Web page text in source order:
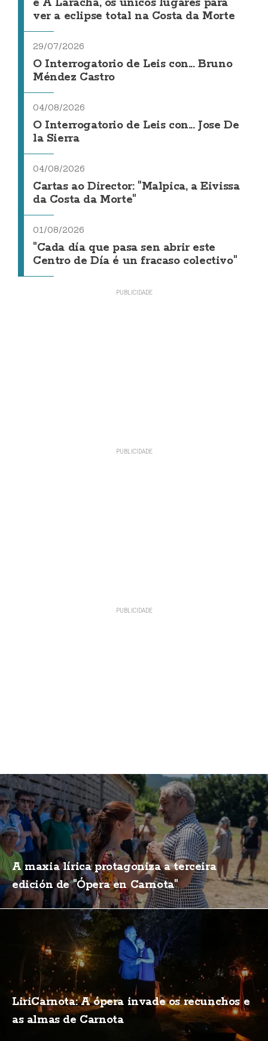
ver a eclipse total na Costa da Morte
29/07/2026
O Interrogatorio de Leis con... Bruno
Méndez Castro
04/08/2026
O Interrogatorio de Leis con... Jose De
la Sierra
04/08/2026
Cartas ao Director: "Malpica, a Eivissa
da Costa da Morte"
01/08/2026
"Cada día que pasa sen abrir este
Centro de Día é un fracaso colectivo"
A maxia lírica protagoniza a terceira
edición de "Ópera en Carnota"
LiriCarnota: A ópera invade os recunchos e
as almas de Carnota